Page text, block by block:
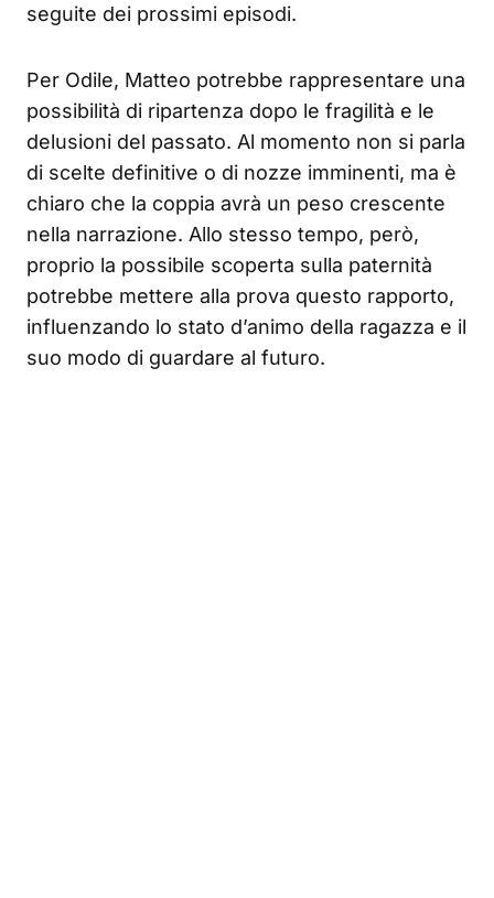
seguite dei prossimi episodi.
Per Odile, Matteo potrebbe rappresentare una
possibilità di ripartenza dopo le fragilità e le
delusioni del passato. Al momento non si parla
di scelte definitive o di nozze imminenti, ma è
chiaro che la coppia avrà un peso crescente
nella narrazione. Allo stesso tempo, però,
proprio la possibile scoperta sulla paternità
potrebbe mettere alla prova questo rapporto,
influenzando lo stato d’animo della ragazza e il
suo modo di guardare al futuro.